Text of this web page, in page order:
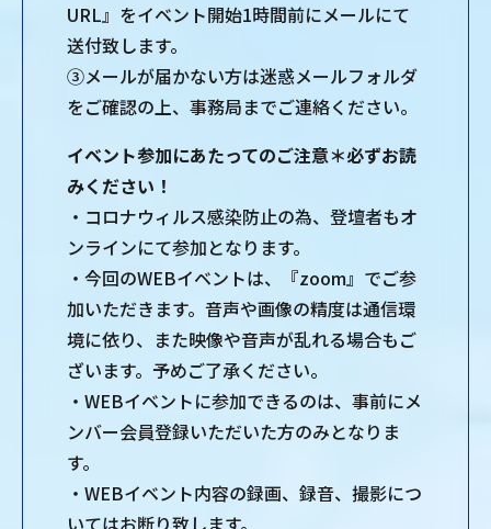
URL』をイベント開始1時間前にメールにて
送付致します。
③メールが届かない方は迷惑メールフォルダ
をご確認の上、事務局までご連絡ください。
イベント参加にあたってのご注意＊必ずお読
みください！
・コロナウィルス感染防止の為、登壇者もオ
ンラインにて参加となります。
・今回のWEBイベントは、『zoom』でご参
加いただきます。音声や画像の精度は通信環
境に依り、また映像や音声が乱れる場合もご
ざいます。予めご了承ください。
・WEBイベントに参加できるのは、事前にメ
ンバー会員登録いただいた方のみとなりま
す。
・WEBイベント内容の録画、録音、撮影につ
いてはお断り致します。